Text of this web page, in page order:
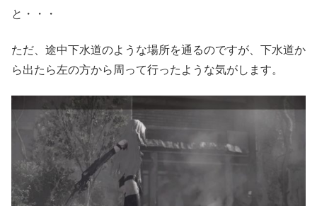
と・・・
ただ、途中下水道のような場所を通るのですが、下水道か
ら出たら左の方から周って行ったような気がします。